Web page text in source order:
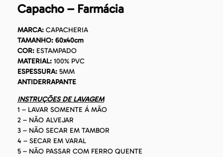
Capacho – Farmácia
MARCA: CAPACHERIA
TAMANHO: 60x40cm
COR: ESTAMPADO
MATERIAL: 100% PVC
ESPESSURA: 5MM
ANTIDERRAPANTE
INSTRUÇÕES DE LAVAGEM
1 – LAVAR SOMENTE Á MÃO
2 – NÃO ALVEJAR
3 – NÃO SECAR EM TAMBOR
4 – SECAR EM VARAL
5 – NÃO PASSAR COM FERRO QUENTE